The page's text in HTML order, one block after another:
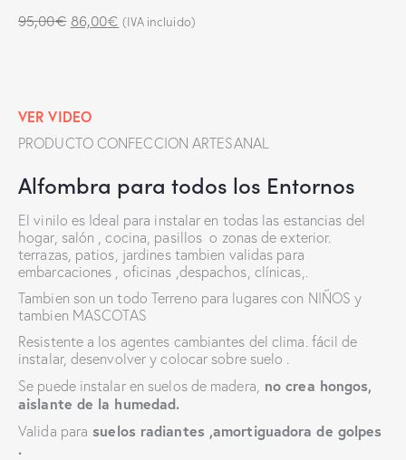
95,00€ 86,00€ (IVA incluido)
VER VIDEO
PRODUCTO CONFECCION ARTESANAL
Alfombra para todos los Entornos
El vinilo es Ideal para instalar en todas las estancias del
hogar, salón , cocina, pasillos o zonas de exterior.
terrazas, patios, jardines tambien validas para
embarcaciones , oficinas ,despachos, clínicas,.
Tambien son un todo Terreno para lugares con NIÑOS y
tambien MASCOTAS
Resistente a los agentes cambiantes del clima. fácil de
instalar, desenvolver y colocar sobre suelo .
Se puede instalar en suelos de madera, no crea hongos,
aislante de la humedad.
Valida para suelos radiantes ,amortiguadora de golpes
.